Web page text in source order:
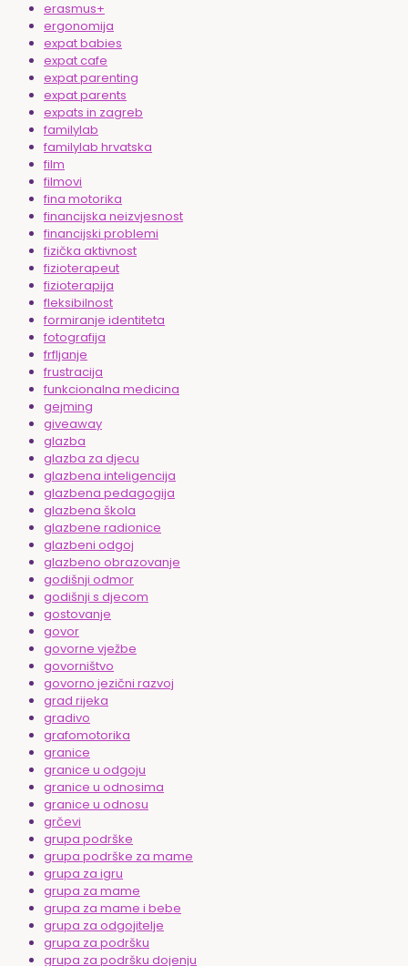
erasmus+
ergonomija
expat babies
expat cafe
expat parenting
expat parents
expats in zagreb
familylab
familylab hrvatska
film
filmovi
fina motorika
financijska neizvjesnost
financijski problemi
fizička aktivnost
fizioterapeut
fizioterapija
fleksibilnost
formiranje identiteta
fotografija
frfljanje
frustracija
funkcionalna medicina
gejming
giveaway
glazba
glazba za djecu
glazbena inteligencija
glazbena pedagogija
glazbena škola
glazbene radionice
glazbeni odgoj
glazbeno obrazovanje
godišnji odmor
godišnji s djecom
gostovanje
govor
govorne vježbe
govorništvo
govorno jezični razvoj
grad rijeka
gradivo
grafomotorika
granice
granice u odgoju
granice u odnosima
granice u odnosu
grčevi
grupa podrške
grupa podrške za mame
grupa za igru
grupa za mame
grupa za mame i bebe
grupa za odgojitelje
grupa za podršku
grupa za podršku dojenju